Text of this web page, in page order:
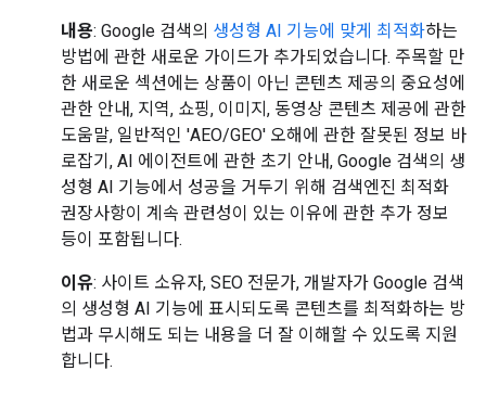
내용: Google 검색의 생성형 AI 기능에 맞게 최적화하는
방법에 관한 새로운 가이드가 추가되었습니다. 주목할 만
한 새로운 섹션에는 상품이 아닌 콘텐츠 제공의 중요성에
관한 안내, 지역, 쇼핑, 이미지, 동영상 콘텐츠 제공에 관한
도움말, 일반적인 'AEO/GEO' 오해에 관한 잘못된 정보 바
로잡기, AI 에이전트에 관한 초기 안내, Google 검색의 생
성형 AI 기능에서 성공을 거두기 위해 검색엔진 최적화
권장사항이 계속 관련성이 있는 이유에 관한 추가 정보
등이 포함됩니다.
이유: 사이트 소유자, SEO 전문가, 개발자가 Google 검색
의 생성형 AI 기능에 표시되도록 콘텐츠를 최적화하는 방
법과 무시해도 되는 내용을 더 잘 이해할 수 있도록 지원
합니다.